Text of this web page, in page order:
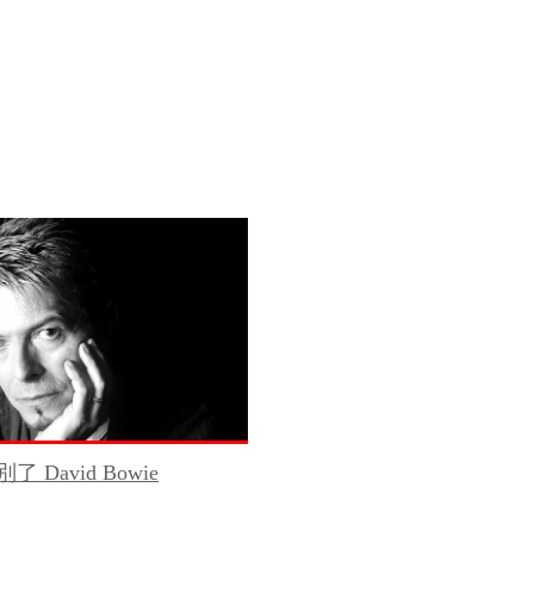
了 David Bowie